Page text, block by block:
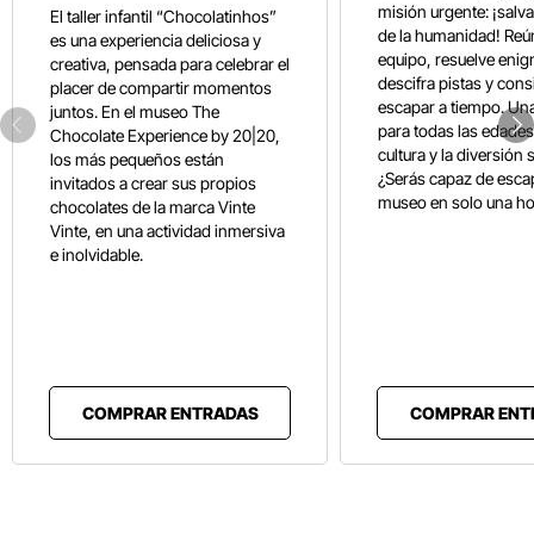
El taller infantil “Chocolatinhos”
es una experiencia deliciosa y
creativa, pensada para celebrar el
placer de compartir momentos
juntos. En el museo The
Chocolate Experience by 20|20,
los más pequeños están
invitados a crear sus propios
chocolates de la marca Vinte
Vinte, en una actividad inmersiva
e inolvidable.
COMPRAR ENTRADAS
misión urgente:
de la humanidad!
equipo, resuelve
descifra pistas y
escapar a tiempo.
para todas las
cultura y la diversión
¿Serás capaz de
museo en solo una
COMPRAR